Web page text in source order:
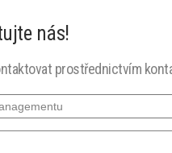
nás!
prostřednictvím